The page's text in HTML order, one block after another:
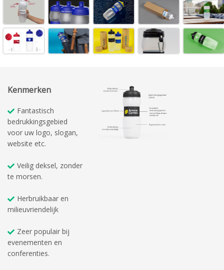
Kenmerken
Fantastisch
bedrukkingsgebied
voor uw logo, slogan,
website etc.
Veilig deksel, zonder
te morsen.
Herbruikbaar en
milieuvriendelijk
Zeer populair bij
evenementen en
conferenties.